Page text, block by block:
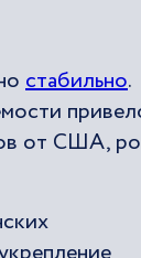
стабильно.
от США,